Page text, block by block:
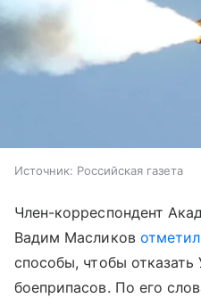
Источник: Российская газета
Член-корреспондент
Вадим Масликов отметил
способы, чтобы отказать
боеприпасов. По его